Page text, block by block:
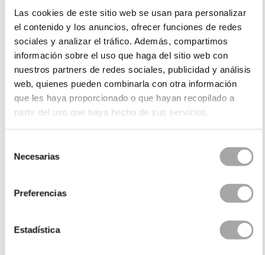
Las cookies de este sitio web se usan para personalizar
el contenido y los anuncios, ofrecer funciones de redes
sociales y analizar el tráfico. Además, compartimos
información sobre el uso que haga del sitio web con
nuestros partners de redes sociales, publicidad y análisis
web, quienes pueden combinarla con otra información
que les haya proporcionado o que hayan recopilado a
partir del uso que haya hecho de sus servicios.
Necesarias
Preferencias
Estadística